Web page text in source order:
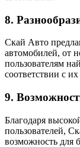
8.
Скай Авто
автомобилей, от
пользователям
соответствии с
9.
Благодаря
пользователей,
возможность для